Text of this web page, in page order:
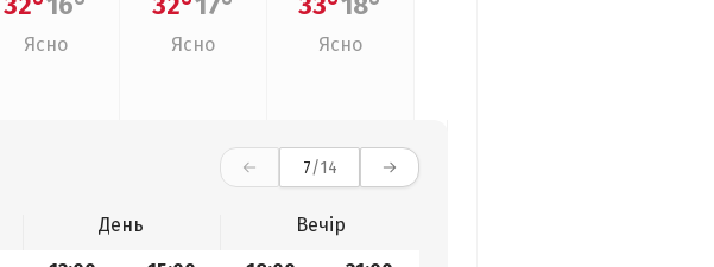
Ясно Ясно Ясно
7/14
День
Вечір